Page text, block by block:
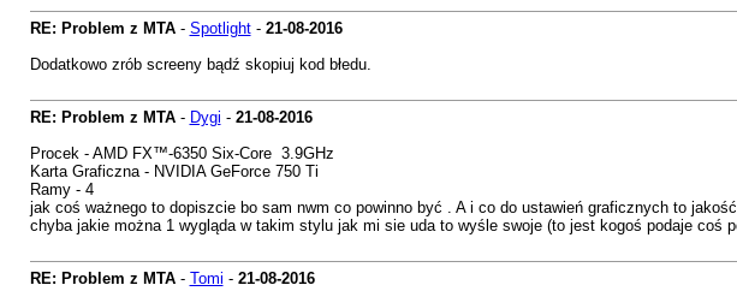
RE: Problem z MTA- Spotlight- 21-08-2016
Dodatkowo zrób screeny bądź skopiuj kod błedu.
RE: Problem z MTA- Dygi - 21-08-2016
Procek - AMD FX™-6350 Six-Core 3.9GHz
Karta Graficzna - NVIDIA GeForce 750 Ti
Ramy - 4
jak coś ważnego to dopiszcie bo sam nwm co powinno być . A i co do ustawień graficznych to
chyba jakie można 1 wygląda w takim stylu jak mi sie uda to wyśle swoje (to jest kogoś podaje coś
RE: Problem z MTA- Tomi - 21-08-2016